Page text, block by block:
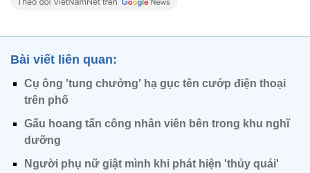
Bài viết liên quan:
Cụ ông 'tung chưởng' hạ gục tên cướp điện thoại
trên phố
Gấu hoang tấn công nhân viên bên trong khu nghĩ
dưỡng
Người phụ nữ giật mình khi phát hiện 'thủy quái'